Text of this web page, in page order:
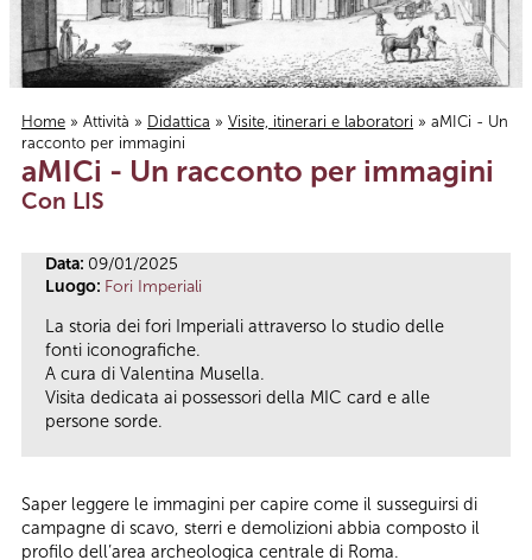
Tu sei qui
Home » Attività » Didattica » Visite, itinerari e laboratori » aMICi - Un
racconto per immagini
aMICi - Un racconto per immagini
Con LIS
Data: 09/01/2025
Luogo: Fori Imperiali
La storia dei fori Imperiali attraverso lo studio delle
fonti iconografiche.
A cura di Valentina Musella.
Visita dedicata ai possessori della MIC card e alle
persone sorde.
Saper leggere le immagini per capire come il susseguirsi di
campagne di scavo, sterri e demolizioni abbia composto il
profilo dell’area archeologica centrale di Roma.